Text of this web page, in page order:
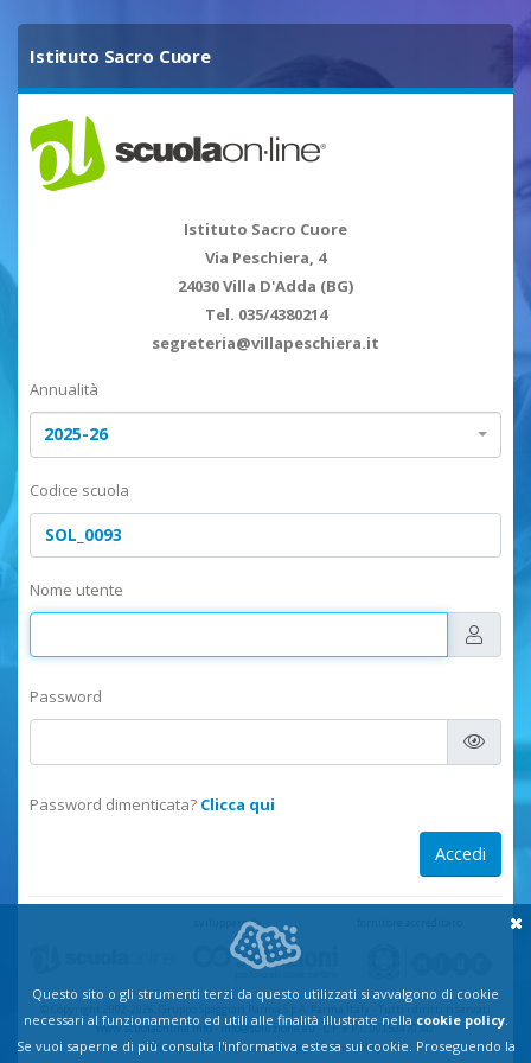
Istituto Sacro Cuore
Istituto Sacro Cuore
Via Peschiera, 4
24030 Villa D'Adda (BG)
Tel. 035/4380214
segreteria@villapeschiera.it
Annualità
2025-26
Codice scuola
Nome utente
Password
Password dimenticata? Clicca qui
sviluppato da
www.scuolaonline.info- info@soluzione.eu- C.F. e P.I.: 00150470342
Privacy-Comunicazioni privacy-Cookie policy
Questo sito o gli strumenti terzi da questo utilizzati si avvalgono di cookie
necessari al funzionamento ed utili alle finalità illustrate nella cookie policy.
Se vuoi saperne di più consulta l'informativa estesa sui cookie. Proseguendo la